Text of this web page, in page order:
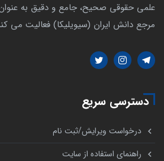
علمی حقوقی صحیح، جامع و دقیق به
مرجع دانش ایران (سیویلیکا) فعالیت می
دسترسی سریع
درخواست ویرایش/ثبت نام
راهنمای استفاده از سایت